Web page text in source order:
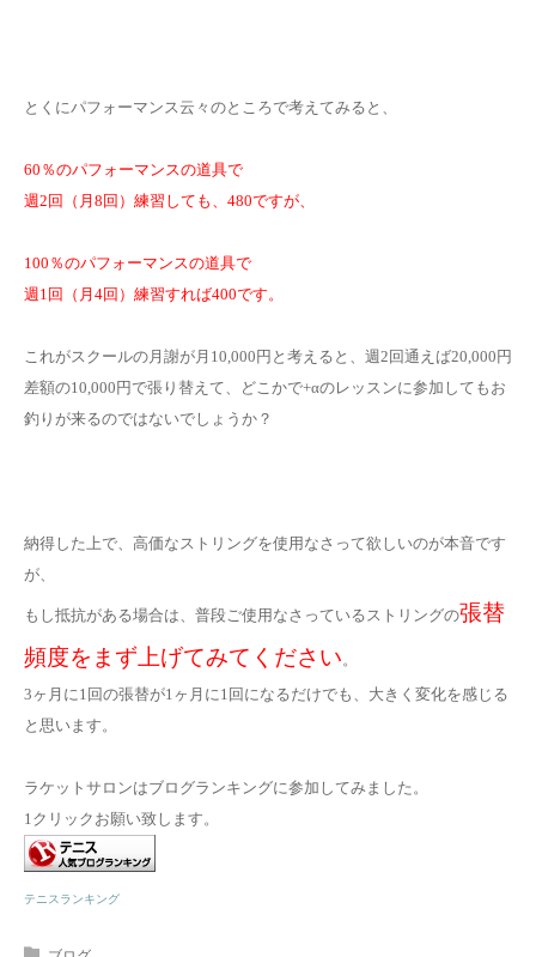
とくにパフォーマンス云々のところで考えてみると、
60％のパフォーマンスの道具で
週2回（月8回）練習しても、480ですが、
100％のパフォーマンスの道具で
週1回（月4回）練習すれば400です。
これがスクールの月謝が月10,000円と考えると、週2回通えば20,000円
差額の10,000円で張り替えて、どこかで+αのレッスンに参加してもお
釣りが来るのではないでしょうか？
納得した上で、高価なストリングを使用なさって欲しいのが本音です
が、
もし抵抗がある場合は、普段ご使用なさっているストリングの張替
頻度をまず上げてみてください 。
3ヶ月に1回の張替が1ヶ月に1回になるだけでも、大きく変化を感じる
と思います。
ラケットサロンはブログランキングに参加してみました。
1クリックお願い致します。
テニスランキング